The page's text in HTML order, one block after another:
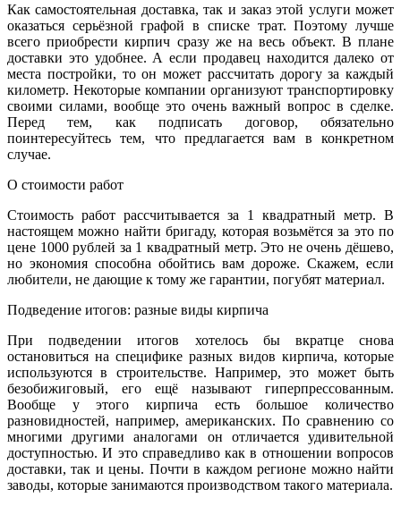
Как самостоятельная доставка, так и заказ этой услуги может
оказаться серьёзной графой в списке трат. Поэтому лучше
всего приобрести кирпич сразу же на весь объект. В плане
доставки это удобнее. А если продавец находится далеко от
места постройки, то он может рассчитать дорогу за каждый
километр. Некоторые компании организуют транспортировку
своими силами, вообще это очень важный вопрос в сделке.
Перед тем, как подписать договор, обязательно
поинтересуйтесь тем, что предлагается вам в конкретном
случае.
О стоимости работ
Стоимость работ рассчитывается за 1 квадратный метр. В
настоящем можно найти бригаду, которая возьмётся за это по
цене 1000 рублей за 1 квадратный метр. Это не очень дёшево,
но экономия способна обойтись вам дороже. Скажем, если
любители, не дающие к тому же гарантии, погубят материал.
Подведение итогов: разные виды кирпича
При подведении итогов хотелось бы вкратце снова
остановиться на специфике разных видов кирпича, которые
используются в строительстве. Например, это может быть
безобижиговый, его ещё называют гиперпрессованным.
Вообще у этого кирпича есть большое количество
разновидностей, например, американских. По сравнению со
многими другими аналогами он отличается удивительной
доступностью. И это справедливо как в отношении вопросов
доставки, так и цены. Почти в каждом регионе можно найти
заводы, которые занимаются производством такого материала.